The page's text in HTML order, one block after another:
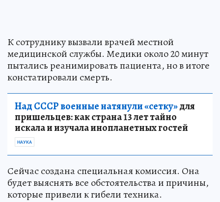
К сотруднику вызвали врачей местной
медицинской службы. Медики около 20 минут
пытались реанимировать пациента, но в итоге
констатировали смерть.
Над СССР военные натянули «сетку»для
пришельцев: как страна 13 лет тайно
искала и изучала инопланетных гостей
НАУКА
Сейчас создана специальная комиссия. Она
будет выяснять все обстоятельства и причины,
которые привели к гибели техника.